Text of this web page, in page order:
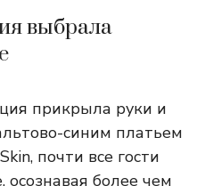
выбрала
прикрыла руки и
синим платьем
почти все гости
осознавая более чем